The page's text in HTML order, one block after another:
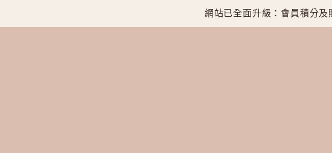
網站已全面升級：會員積分